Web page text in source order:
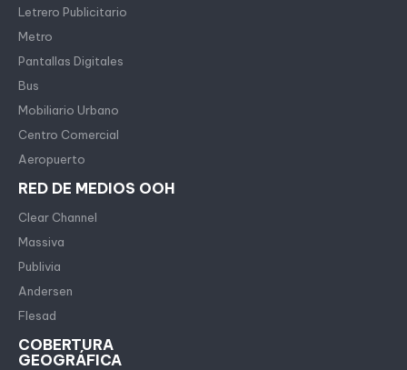
Letrero Publicitario
Metro
Pantallas Digitales
Bus
Mobiliario Urbano
Centro Comercial
Aeropuerto
RED DE MEDIOS OOH
Clear Channel
Massiva
Publivia
Andersen
Flesad
COBERTURA
GEOGRÁFICA